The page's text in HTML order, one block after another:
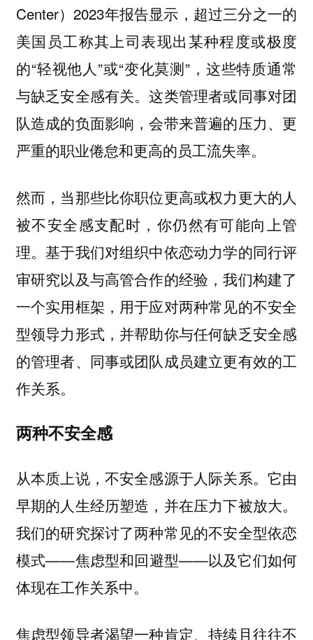
Center）2023年报告显示，超过三分之一的
美国员工称其上司表现出某种程度或极度
的“轻视他人”或“变化莫测”，这些特质通常
与缺乏安全感有关。这类管理者或同事对团
队造成的负面影响，会带来普遍的压力、更
严重的职业倦怠和更高的员工流失率。
然而，当那些比你职位更高或权力更大的人
被不安全感支配时，你仍然有可能向上管
理。基于我们对组织中依恋动力学的同行评
审研究以及与高管合作的经验，我们构建了
一个实用框架，用于应对两种常见的不安全
型领导力形式，并帮助你与任何缺乏安全感
的管理者、同事或团队成员建立更有效的工
作关系。
两种不安全感
从本质上说，不安全感源于人际关系。它由
早期的人生经历塑造，并在压力下被放大。
我们的研究探讨了两种常见的不安全型依恋
模式——焦虑型和回避型——以及它们如何
体现在工作关系中。
焦虑型领导者渴望一种肯定、持续且往往不